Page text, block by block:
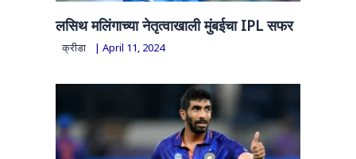
लसिथ मलिंगाच्या नेतृत्वाखाली मुंबईचा IPL सफर
क्रीडा | April 11, 2024